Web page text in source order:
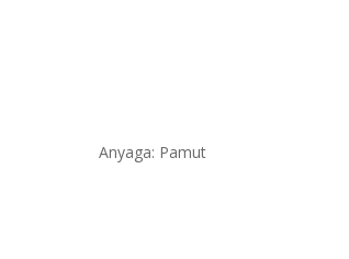
Anyaga: Pamut